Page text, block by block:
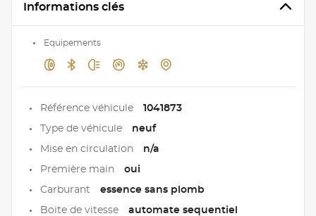
Informations clés
Equipements
Référence véhicule 1041873
Type de véhicule neuf
Mise en circulation n/a
Première main oui
Carburant essence sans plomb
Boite de vitesse automate sequentiel